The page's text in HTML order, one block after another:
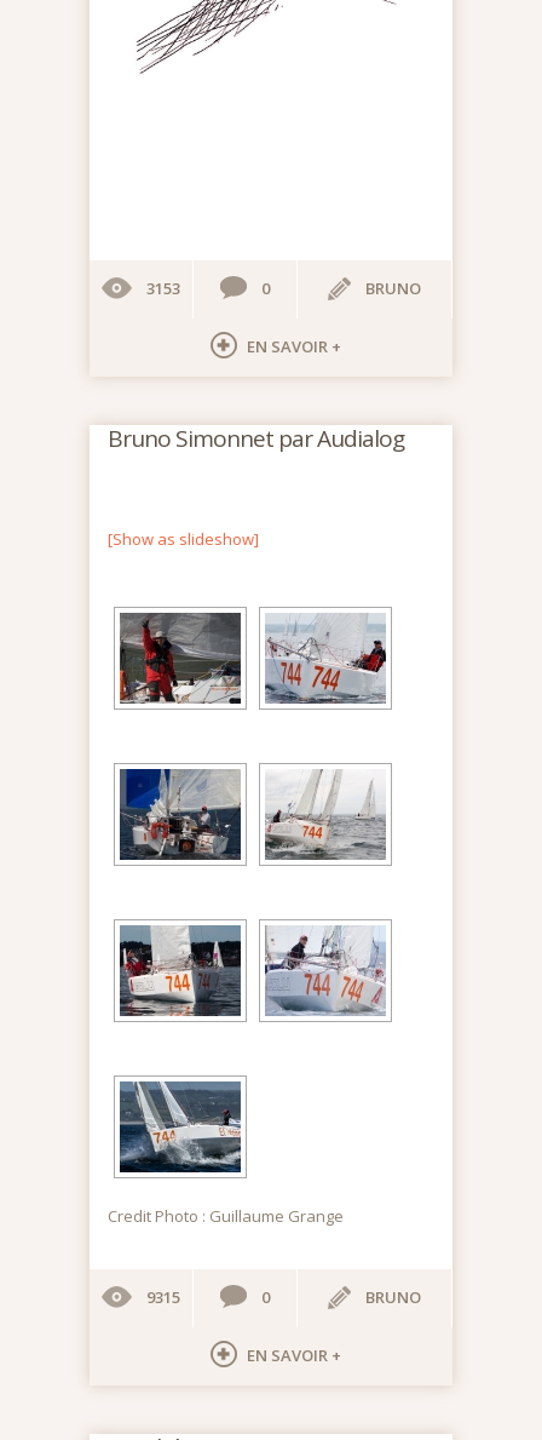
3153 0 BRUNO
EN SAVOIR +
Bruno Simonnet par Audialog
[Show as slideshow]
Credit Photo : Guillaume Grange
9315 0 BRUNO
EN SAVOIR +